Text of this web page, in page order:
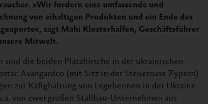
»Wir fordern eine umfassende und
von eihaltigen Produkten und ein Ende des
sagt Mahi Klosterhalfen, Geschäftsführer
Mitwelt.
sind die beiden Platzhirsche in der ukrainischen
Avangardco (mit Sitz in der Steueroase Zypern)
zur Käfighaltung von Legehennen in der Ukraine.
von zwei großen Stallbau-Unternehmen aus